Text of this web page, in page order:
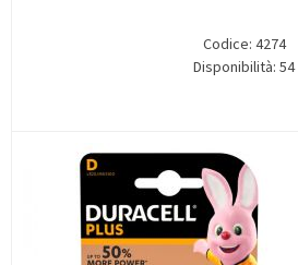
Codice: 4274
Disponibilità: 54